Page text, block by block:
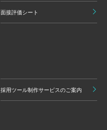
面接評価シート
採用ツール制作サービスのご案内